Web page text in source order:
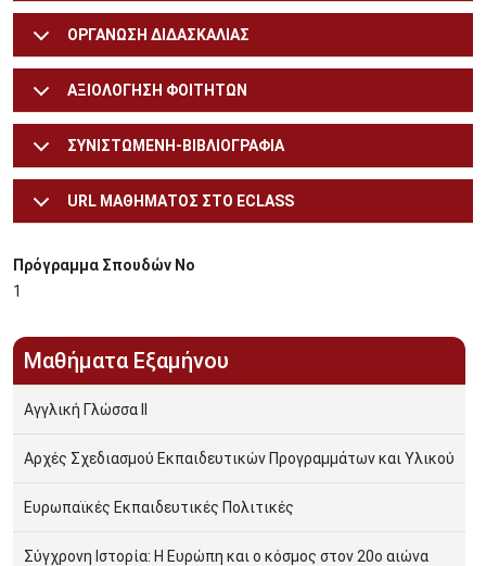
ΟΡΓΑΝΩΣΗ ΔΙΔΑΣΚΑΛΙΑΣ
ΑΞΙΟΛΟΓΗΣΗ ΦΟΙΤΗΤΩΝ
ΣΥΝΙΣΤΩΜΕΝΗ-ΒΙΒΛΙΟΓΡΑΦΙΑ
URL ΜΑΘΗΜΑΤΟΣ ΣΤΟ ECLASS
Πρόγραμμα Σπουδών Νο
1
Μαθήματα Εξαμήνου
Αγγλική Γλώσσα ΙΙ
Αρχές Σχεδιασμού Εκπαιδευτικών Προγραμμάτων και Υλικού
Ευρωπαϊκές Εκπαιδευτικές Πολιτικές
Σύγχρονη Ιστορία: Η Ευρώπη και ο κόσμος στον 20ο αιώνα